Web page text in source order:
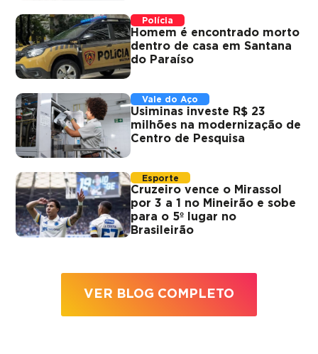
Polícia
Homem é encontrado morto
dentro de casa em Santana
do Paraíso
Vale do Aço
Usiminas investe R$ 23
milhões na modernização de
Centro de Pesquisa
Esporte
Cruzeiro vence o Mirassol
por 3 a 1 no Mineirão e sobe
para o 5º lugar no
Brasileirão
VER BLOG COMPLETO